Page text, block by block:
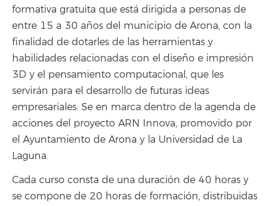
formativa gratuita que está dirigida a personas de
entre 15 a 30 años del municipio de Arona, con la
finalidad de dotarles de las herramientas y
habilidades relacionadas con el diseño e impresión
3D y el pensamiento computacional, que les
servirán para el desarrollo de futuras ideas
empresariales. Se en marca dentro de la agenda de
acciones del proyecto ARN Innova, promovido por
el Ayuntamiento de Arona y la Universidad de La
Laguna.
Cada curso consta de una duración de 40 horas y
se compone de 20 horas de formación, distribuidas